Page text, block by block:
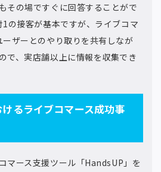
その場ですぐに回答することがで
の接客が基本ですが、ライブコマ
ザーとのやり取りを共有しなが
で、実店舗以上に情報を収集でき
るライブコマース成功事
マース支援ツール「HandsUP」を